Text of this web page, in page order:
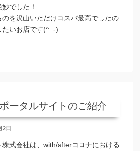
でした！
のを沢山いただけコスパ最高でしたの
たいお店です(^_-)
ータルサイトのご紹介
2日
株式会社は、with/afterコロナにおける